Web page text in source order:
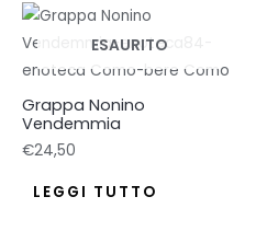
ESAURITO
Grappa Nonino
Vendemmia
€24,50
LEGGI TUTTO